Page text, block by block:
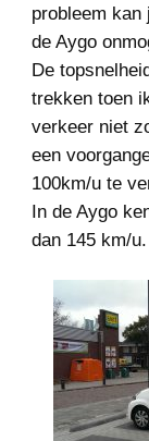
probleem kan
de Aygo
De
trekken toen
verkeer niet
een
100km/u te
In de Aygo
dan 145 km/u.